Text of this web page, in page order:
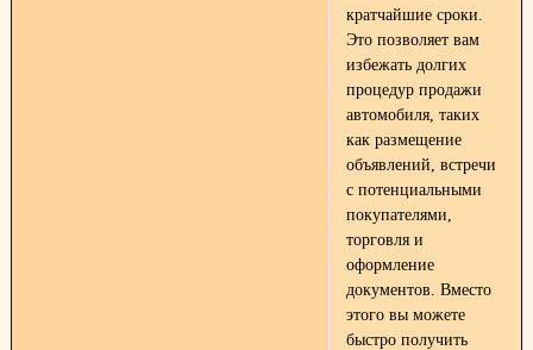
кратчайшие сроки.
Это позволяет вам
избежать долгих
процедур продажи
автомобиля, таких
как размещение
объявлений, встречи
с потенциальными
покупателями,
торговля и
оформление
документов. Вместо
этого вы можете
быстро получить